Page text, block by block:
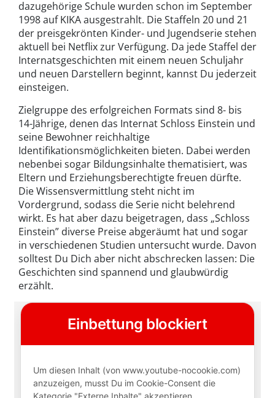
dazugehörige Schule wurden schon im September
1998 auf KIKA ausgestrahlt. Die Staffeln 20 und 21
der preisgekrönten Kinder- und Jugendserie stehen
aktuell bei Netflix zur Verfügung. Da jede Staffel der
Internatsgeschichten mit einem neuen Schuljahr
und neuen Darstellern beginnt, kannst Du jederzeit
einsteigen.
Zielgruppe des erfolgreichen Formats sind 8- bis
14-Jährige, denen das Internat Schloss Einstein und
seine Bewohner reichhaltige
Identifikationsmöglichkeiten bieten. Dabei werden
nebenbei sogar Bildungsinhalte thematisiert, was
Eltern und Erziehungsberechtigte freuen dürfte.
Die Wissensvermittlung steht nicht im
Vordergrund, sodass die Serie nicht belehrend
wirkt. Es hat aber dazu beigetragen, dass „Schloss
Einstein” diverse Preise abgeräumt hat und sogar
in verschiedenen Studien untersucht wurde. Davon
solltest Du Dich aber nicht abschrecken lassen: Die
Geschichten sind spannend und glaubwürdig
erzählt.